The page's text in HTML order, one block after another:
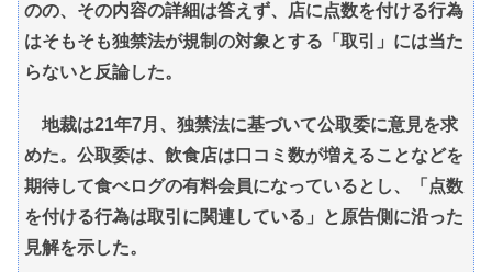
のの、その内容の詳細は答えず、店に点数を付ける行為
はそもそも独禁法が規制の対象とする「取引」には当た
らないと反論した。
地裁は21年7月、独禁法に基づいて公取委に意見を求
めた。公取委は、飲食店は口コミ数が増えることなどを
期待して食べログの有料会員になっているとし、「点数
を付ける行為は取引に関連している」と原告側に沿った
見解を示した。